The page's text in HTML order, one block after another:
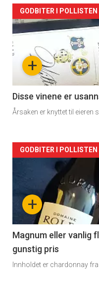
Forsiden
akkurat
nå
2
+
GODBITER I POLLISTEN
Disse vinene er
Årsaken er knyttet til eieren
Forsiden
akkurat
nå
3
+
GODBITER I POLLISTEN
Magnum eller vanlig
gunstig pris
Innholdet er chardonnay